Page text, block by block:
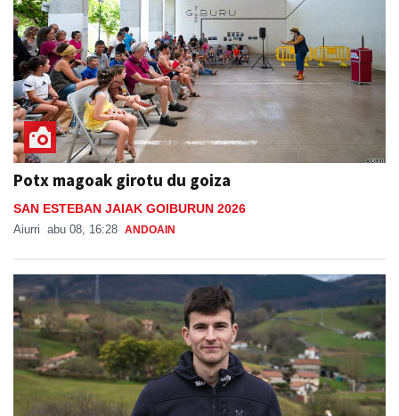
Potx magoak girotu du goiza
SAN ESTEBAN JAIAK GOIBURUN 2026
Aiurri abu 08, 16:28 ANDOAIN